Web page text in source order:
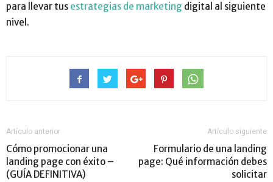
para llevar tus estrategias de marketing digital al siguiente
nivel.
Artículo anterior
Cómo promocionar una
landing page con éxito –
(GUÍA DEFINITIVA)
Artículo siguiente
Formulario de una landing
page: Qué información debes
solicitar